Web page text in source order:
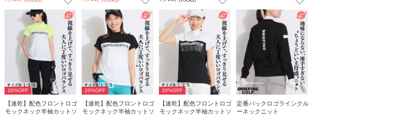
20%OFF
【速乾】配色フロントロゴ
モックネック半袖カットソ
20%OFF
【速乾】配色フロントロゴ
モックネック半袖カットソ
20%OFF
【速乾】配色フロントロゴ
モックネック半袖カットソ
定番バックロゴラインクル
ーネックニット